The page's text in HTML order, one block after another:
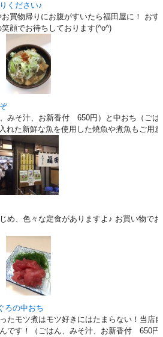
ください♪
買物帰りにお腹がすいたら福田屋に！ お
顔でお待ちしております(^o^)
みそ汁、お新香付 650円）と中おち（ご
れた新鮮な魚を使用した焼魚や煮魚もご用
め、色々な定食がありますよ♪ お買い物で
ろの中おち
たモツ煮はモツ好きにはたまらない！当店
です！（ごはん、みそ汁、お新香付 650円